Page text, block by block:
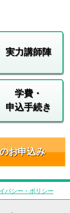
実力講師陣
学費・
申込手続き
お申込み
バシー・ポリシー